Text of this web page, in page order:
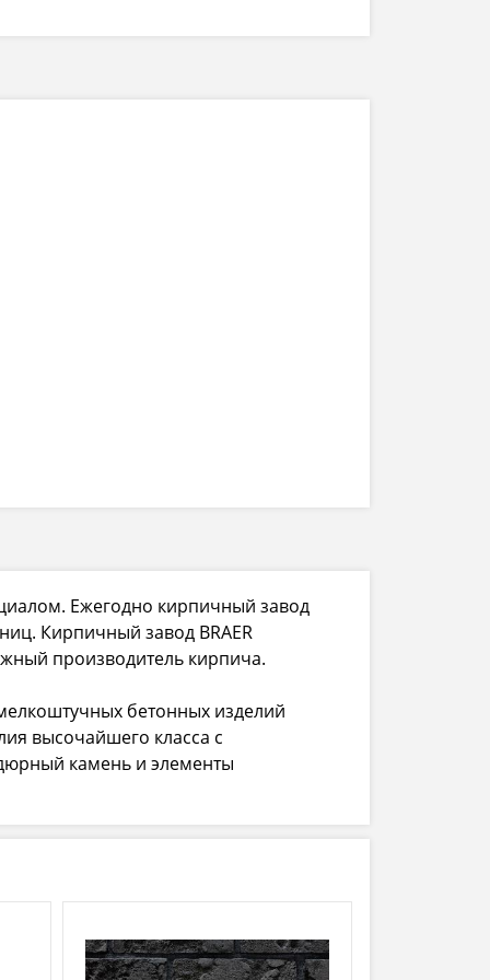
Ежегодно кирпичный завод
Кирпичный завод BRAER
производитель кирпича.
бетонных изделий
высочайшего класса с
камень и элементы